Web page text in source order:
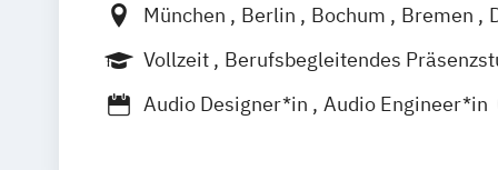
München Berlin Bochum Bremen
Frankfurt am Main
Hamburg
Nürnberg
Vollzeit
Berufsbegleitendes
Berufsbegleitender Präsenzlehrgang
Audio Designer*in
Audio Engineer*in